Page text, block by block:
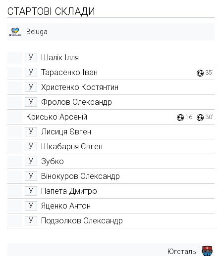
СТАРТОВІ СКЛАДИ
Beluga
У Шалік Ілля
У Тарасенко Іван 35'
У Христенко Костянтин
У
Фролов Олександр
Крисько Арсеній
16' 30'
У Лисиця Євген
У Шкабарня Євген
У Зубко
У Вінокуров Олександр
У Папета Дмитро
У Яценко Антон
У Подзолков Олександр
Югсталь